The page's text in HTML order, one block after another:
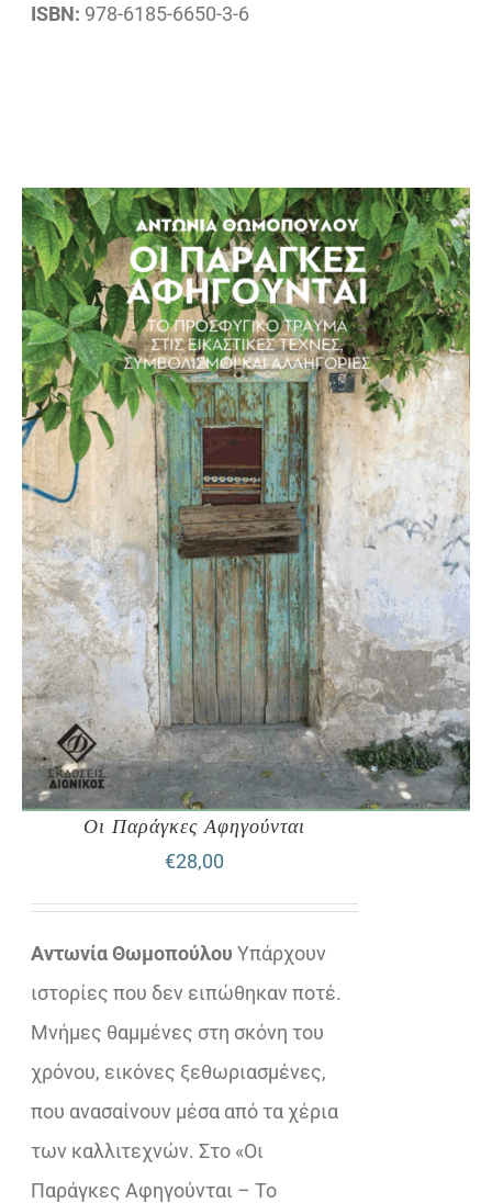
ISBN: 978-6185-6650-3-6
Οι Παράγκες Αφηγούνται
€28,00
Αντωνία Θωμοπούλου Υπάρχουν
ιστορίες που δεν ειπώθηκαν ποτέ.
Μνήμες θαμμένες στη σκόνη του
χρόνου, εικόνες ξεθωριασμένες,
που ανασαίνουν μέσα από τα χέρια
των καλλιτεχνών. Στο «Οι
Παράγκες Αφηγούνται – Το